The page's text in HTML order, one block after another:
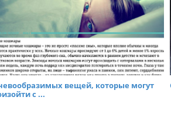
вещей, которые могут
с ...